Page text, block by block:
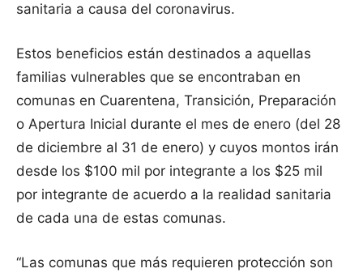
sanitaria a causa del coronavirus.
Estos beneficios están destinados a aquellas
familias vulnerables que se encontraban en
comunas en Cuarentena, Transición, Preparación
o Apertura Inicial durante el mes de enero (del 28
de diciembre al 31 de enero) y cuyos montos irán
desde los $100 mil por integrante a los $25 mil
por integrante de acuerdo a la realidad sanitaria
de cada una de estas comunas.
“Las comunas que más requieren protección son